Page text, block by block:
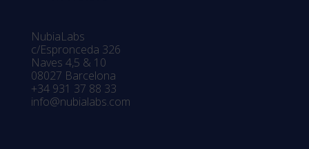
NubiaLabs
c/Espronceda 326
Naves 4,5 & 10
08027 Barcelona
+34 931 37 88 33
info@nubialabs.com